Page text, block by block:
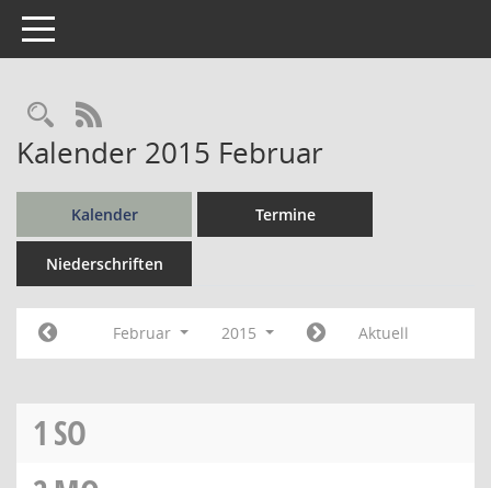
Toggle navigation
Rechercheauswahl
RSS-Feed
Kalender 2015 Februar
Kalender Termine
Niederschriften
Februar 2015 Aktuell
1 SO